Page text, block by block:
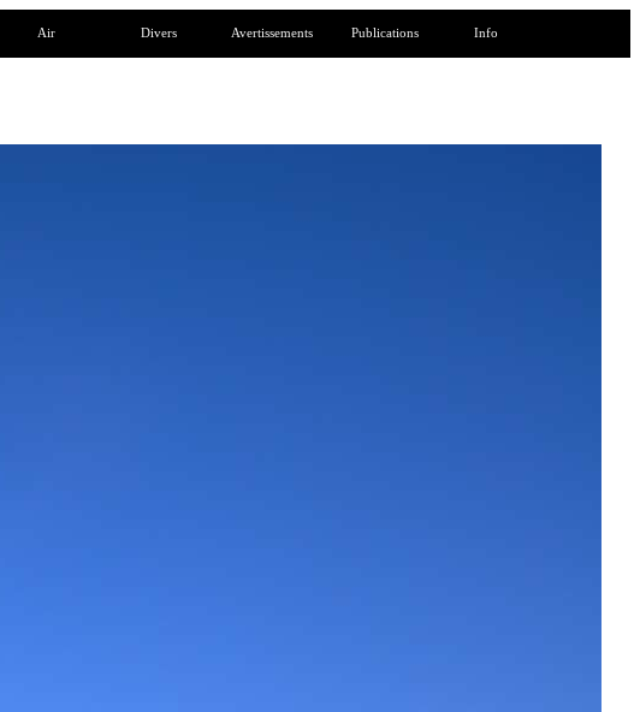
Air Divers Avertissements Publications Info